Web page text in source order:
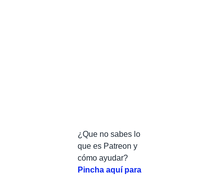
¿Que no sabes lo
que es Patreon y
cómo ayudar?
Pincha aquí para